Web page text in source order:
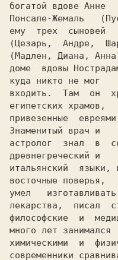
богатой вдове Анне
Понсале-Жемаль
ему  трех  сыновей
(Цезарь,  Андре,
(Мадлен, Диана,
доме  вдовы
куда никто не мог
входить.  Там  он
египетских храмов,
привезенные
Знаменитый врач и
астролог  знал  в
древнегреческий и
итальянский  языки,
восточные поверья,
умел
лекарства,  писал
философские  и
много лет занимался
химическими  и
современники